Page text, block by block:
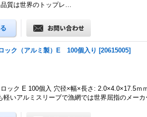
質は世界のトップレ…
ック（アルミ製）E 100個入り [20615005]
ック E 100個入 穴径×幅×長さ: 2.0×4.0×17.5ｍ
軽いアルミスリーブで漁網では世界屈指のメー